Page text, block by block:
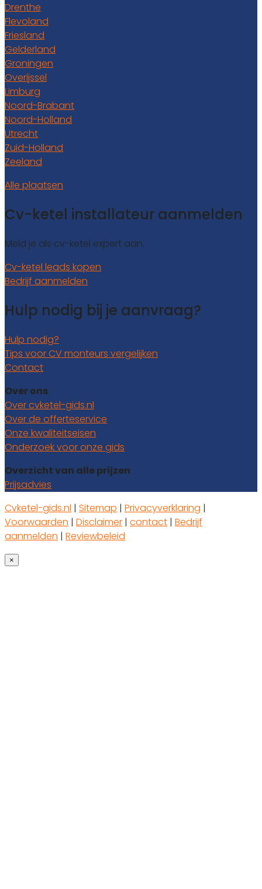
Drenthe
Flevoland
Friesland
Gelderland
Groningen
Overijssel
Limburg
Noord-Brabant
Noord-Holland
Utrecht
Zuid-Holland
Zeeland
Alle plaatsen
Cv-ketel installateur aanmelden
Meld je als cv-ketel expert aan.
Cv-ketel leads kopen
Bedrijf aanmelden
Hulp nodig bij je aanvraag?
Hulp nodig?
Tips voor CV monteurs vergelijken
Contact
Over ons
Over cvketel-gids.nl
Over de offerteservice
Onze kwaliteitseisen
Onderzoek voor onze gids
Overzicht van alle prijzen
Prijsadvies
Cvketel-gids.nl | Sitemap | Privacyverklaring |
Voorwaarden | Disclaimer | contact | Bedrijf
aanmelden | Reviewbeleid
×